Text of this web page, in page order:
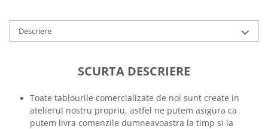
Tricouri cadou 20 ani
Tricouri cadou 30 ani
Tricouri cadou 50 ani
Tricouri motociclisti
Tricouri motociclisti
Descriere
SCURTA DESCRIERE
Toate tablourile comercializate de noi sunt create in
atelierul nostru propriu, astfel ne putem asigura ca
putem livra comenzile dumneavoastra la timp si la